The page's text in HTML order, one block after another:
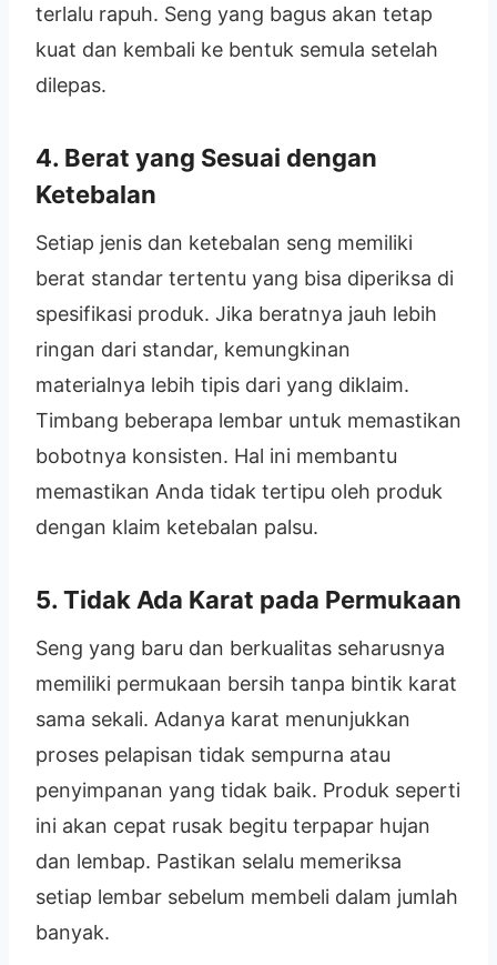
terlalu rapuh. Seng yang bagus akan tetap
kuat dan kembali ke bentuk semula setelah
dilepas.
4. Berat yang Sesuai dengan
Ketebalan
Setiap jenis dan ketebalan seng memiliki
berat standar tertentu yang bisa diperiksa di
spesifikasi produk. Jika beratnya jauh lebih
ringan dari standar, kemungkinan
materialnya lebih tipis dari yang diklaim.
Timbang beberapa lembar untuk memastikan
bobotnya konsisten. Hal ini membantu
memastikan Anda tidak tertipu oleh produk
dengan klaim ketebalan palsu.
5. Tidak Ada Karat pada Permukaan
Seng yang baru dan berkualitas seharusnya
memiliki permukaan bersih tanpa bintik karat
sama sekali. Adanya karat menunjukkan
proses pelapisan tidak sempurna atau
penyimpanan yang tidak baik. Produk seperti
ini akan cepat rusak begitu terpapar hujan
dan lembap. Pastikan selalu memeriksa
setiap lembar sebelum membeli dalam jumlah
banyak.